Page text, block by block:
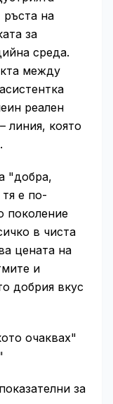
ръста на
за
среда.
между
реален
линия, която
"добра,
е по-
поколение
в чиста
цената на
и
добрия вкус
очаквах"
за